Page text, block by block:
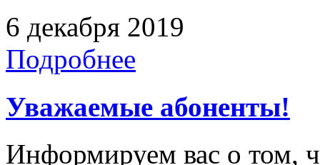
6 декабря 2019
Подробнее
Уважаемые абоненты!
Информируем вас о том,